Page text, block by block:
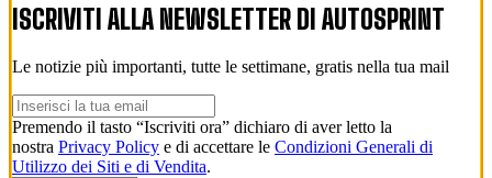
ISCRIVITI ALLA NEWSLETTER DI AUTOSPRINT
Le notizie più importanti, tutte le settimane, gratis nella tua mail
Premendo il tasto “Iscriviti ora” dichiaro di aver letto la
nostra Privacy Policy e di accettare le Condizioni Generali di
Utilizzo dei Siti e di Vendita.